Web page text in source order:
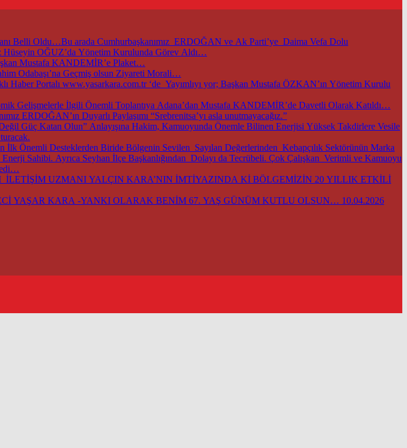
Belli Oldu…Bu arada Cumhurbaşkanımız ERDOĞAN ve Ak Parti’ye Daima Vefa Dolu
Hüseyin OĞUZ’da Yönetim Kurulunda Görev Aldı…
Mustafa KANDEMİR’e Plaket…
Odabaşı’na Geçmiş olsun Ziyareti Morali…
Haber Portalı www.yasarkara.com.tr ‘de Yayımlıyı yor; Başkan Mustafa ÖZKAN’ın Yönetim Kurulu
TOBB ve Ticaret Bakanlığımızın Öncülüğünde Başkentimizde Düzenlenen Bu Önemli Ekonomik Gelişmelerle İlgili Önemli Toplantıya Adana’dan Mustafa KANDEMİR’de Davetli Olarak Katıldı…
ERDOĞAN’ın Duyarlı Paylaşımı “Srebrenitsa’yı asla unutmayacağız.”
Güç Katan Olun” Anlayışına Hakim, Kamuoyunda Önemle Bilinen Enerjisi Yüksek Takdirlere Vesile
Önemli Desteklerden Biride Bölgenin Sevilen Sayılan Değerlerinden Kebapçılık Sektörünün Marka
Sahibi. Ayrıca Seyhan İlçe Başkanlığından Dolayı da Tecrübeli. Çok Çalışkan Verimli ve Kamuoyu
UZMANI YALÇIN KARA’NIN İMTİYAZINDA Kİ BÖLGEMİZİN 20 YILLIK ETKİLİ
YAŞAR KARA -YANKI OLARAK BENİM 67. YAŞ GÜNÜM KUTLU OLSUN… 10.04.2026